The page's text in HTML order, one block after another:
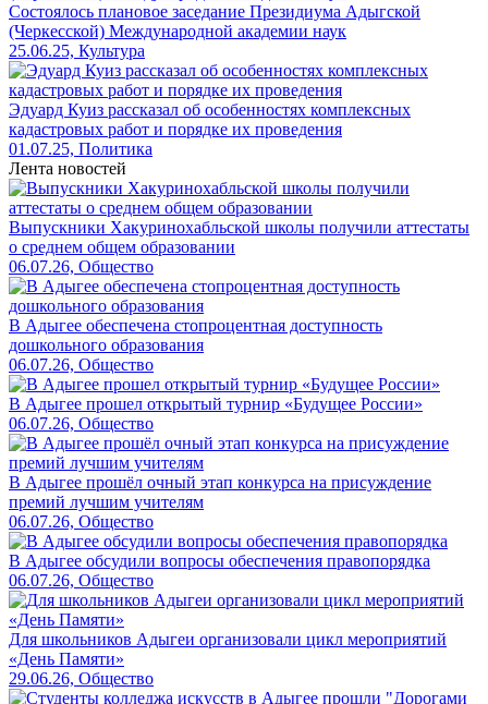
Cостоялось плановое заседание Президиума Адыгской
(Черкесской) Международной академии наук
25.06.25, Культура
Эдуард Куиз рассказал об особенностях комплексных
кадастровых работ и порядке их проведения
01.07.25, Политика
Лента новостей
Выпускники Хакуринохабльской школы получили аттестаты
о среднем общем образовании
06.07.26, Общество
В Адыгее обеспечена стопроцентная доступность
дошкольного образования
06.07.26, Общество
В Адыгее прошел открытый турнир «Будущее России»
06.07.26, Общество
В Адыгее прошёл очный этап конкурса на присуждение
премий лучшим учителям
06.07.26, Общество
В Адыгее обсудили вопросы обеспечения правопорядка
06.07.26, Общество
Для школьников Адыгеи организовали цикл мероприятий
«День Памяти»
29.06.26, Общество